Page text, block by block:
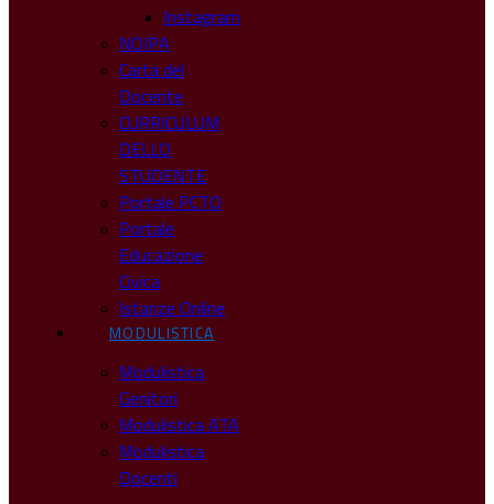
Instagram
NOIPA
Carta del
Docente
CURRICULUM
DELLO
STUDENTE
Portale PCTO
Portale
Educazione
Civica
Istanze Online
MODULISTICA
Modulistica
Genitori
Modulistica ATA
Modulistica
Docenti